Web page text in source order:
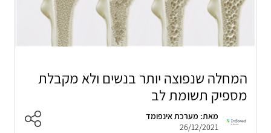
המחלה שנפוצה יותר בנשים ולא מקבלת
מספיק תשומת לב
מאת: מערכת אינפומד
26/12/2021